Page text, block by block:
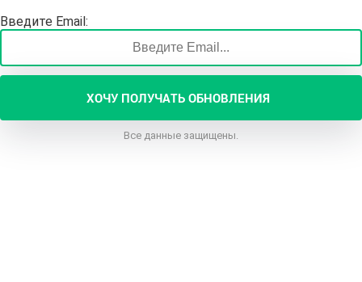
Введите Email:
ХОЧУ ПОЛУЧАТЬ ОБНОВЛЕНИЯ
Все данные защищены.